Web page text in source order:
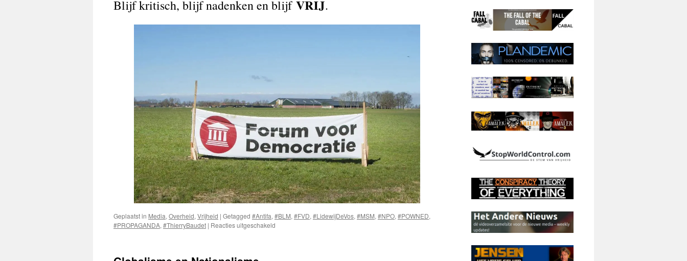
Blijf kritisch, blijf nadenken en blijf VRIJ.
Geplaatst in Media, Overheid, Vrijheid | Getagged #Antifa, #BLM, #FVD, #LidewijDeVos, #MSM, #NPO, #POWNED,
#PROPAGANDA, #ThierryBaudet | Reacties uitgeschakeld